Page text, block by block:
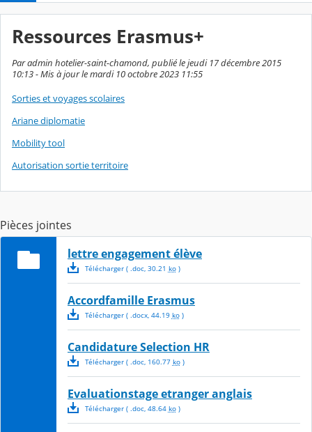
Ressources Erasmus+
Par admin hotelier-saint-chamond, publié le jeudi 17 décembre 2015
10:13 - Mis à jour le mardi 10 octobre 2023 11:55
Sorties et voyages scolaires
Ariane diplomatie
Mobility tool
Autorisation sortie territoire
Pièces jointes
lettre engagement élève
Télécharger( .doc, 30.21 ko)
Accordfamille Erasmus
Télécharger( .docx, 44.19 ko)
Candidature Selection HR
Télécharger( .doc, 160.77 ko)
Evaluationstage etranger anglais
Télécharger( .doc, 48.64 ko)